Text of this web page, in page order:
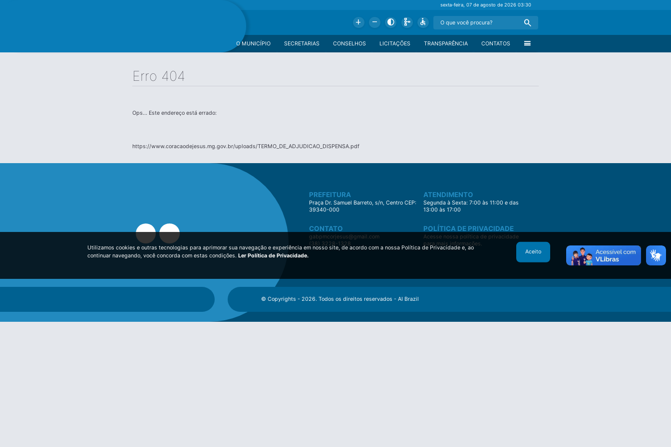
sexta-feira, 07 de agosto de 202603:30
Add Remove Contrast Schema Accessible Search
menu
CONTATOS
TRANSPARÊNCIA
LICITAÇÕES
CONSELHOS
SECRETARIAS
O MUNICÍPIO
Erro 404
Ops... Este endereço está errado:
https://www.coracaodejesus.mg.gov.br/uploads/TERMO_DE_ADJUDICAO_DISPENSA.pdf
PREFEITURA
Praça Dr. Samuel Barreto, s/n, Centro CEP:
39340-000
ATENDIMENTO
Segunda à Sexta: 7:00 às 11:00 e das
13:00 às 17:00
CONTATO
gabpmcorjesus@gmail.com
(38) 3228-1328
POLÍTICA DE PRIVACIDADE
Acesse nossa política de privacidade
para mais informações.
© Copyrights - 2026. Todos os direitos reservados - AI Brazil
Utilizamos cookies e outras tecnologias para aprimorar sua navegação e experiência em nosso site, de acordo com a nossa Política de Privacidade e, ao
continuar navegando, você concorda com estas condições. Ler Política de Privacidade.
Aceito